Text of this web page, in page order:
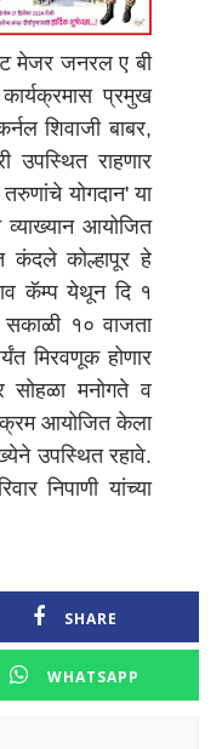
मेजर जनरल ए बी
कार्यक्रमास प्रमुख
शिवाजी बाबर,
उपस्थित राहणार
योगदान' या
व्याख्यान आयोजित
कोल्हापूर हे
कॅम्प येथून दि १
सकाळी १० वाजता
मिरवणूक होणार
सोहळा मनोगते व
आयोजित केला
उपस्थित रहावे.
निपाणी यांच्या
SHARE
WHATSAPP